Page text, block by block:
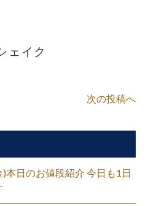
ェイク
次の投稿へ
本日のお値段紹介 今日も1日